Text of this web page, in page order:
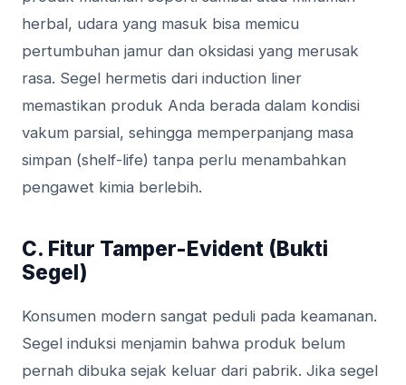
herbal, udara yang masuk bisa memicu
pertumbuhan jamur dan oksidasi yang merusak
rasa. Segel hermetis dari induction liner
memastikan produk Anda berada dalam kondisi
vakum parsial, sehingga memperpanjang masa
simpan (shelf-life) tanpa perlu menambahkan
pengawet kimia berlebih.
C. Fitur Tamper-Evident (Bukti
Segel)
Konsumen modern sangat peduli pada keamanan.
Segel induksi menjamin bahwa produk belum
pernah dibuka sejak keluar dari pabrik. Jika segel